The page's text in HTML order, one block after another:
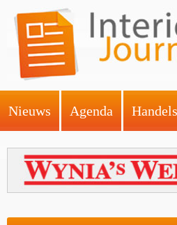
Nieuws Agenda